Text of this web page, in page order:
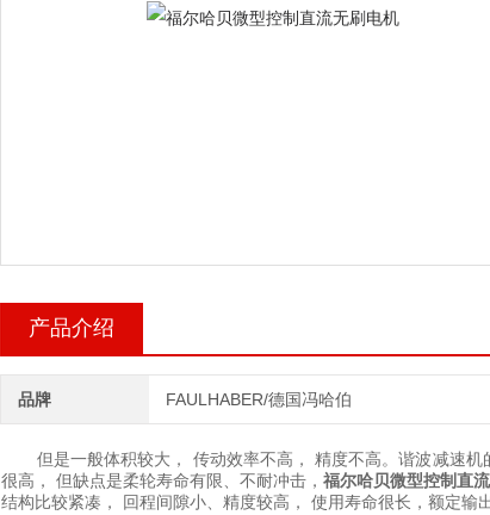
产品介绍
品牌 FAULHABER/德国冯哈伯
但是一般体积较大， 传动效率不高， 精度不高。谐波减速机
很高，
但缺点是柔轮寿命有限、不耐冲击， 福尔哈贝微型控制直
结构比较紧凑，
回程间隙小、精度较高， 使用寿命很长，额定输